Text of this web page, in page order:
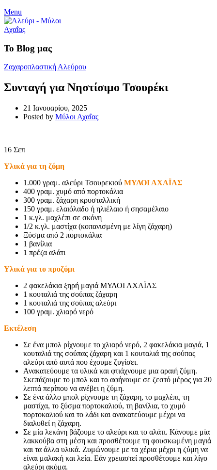
Menu
Το Blog μας
Ζαχαροπλαστική Αλεύρου
Συνταγή για Νηστίσιμο Τσουρέκι
21 Ιανουαρίου, 2025
Posted by Μύλοι Αχαΐας
16 Σεπ
Υλικά για τη ζύμη
1.000 γραμ. αλεύρι Τσουρεκιού ΜΥΛΟΙ ΑΧΑΪΑΣ
400 γραμ. χυμό από πορτοκάλια
300 γραμ. ζάχαρη κρυσταλλική
150 γραμ. ελαιόλαδο ή ηλιέλαιο ή σησαμέλαιο
1 κ.γλ. μαχλέπι σε σκόνη
1/2 κ.γλ. μαστίχα (κοπανισμένη με λίγη ζάχαρη)
Ξύσμα από 2 πορτοκάλια
1 βανίλια
1 πρέζα αλάτι
Υλικά για το προζύμι
2 φακελάκια ξηρή μαγιά ΜΥΛΟΙ ΑΧΑΪΑΣ
1 κουταλιά της σούπας ζάχαρη
1 κουταλιά της σούπας αλεύρι
100 γραμ. χλιαρό νερό
Εκτέλεση
Σε ένα μπολ ρίχνουμε το χλιαρό νερό, 2 φακελάκια μαγιά, 1
κουταλιά της σούπας ζάχαρη και 1 κουταλιά της σούπας
αλεύρι από αυτά που έχουμε ζυγίσει.
Ανακατεύουμε τα υλικά και φτιάχνουμε μια αραιή ζύμη.
Σκεπάζουμε το μπολ και το αφήνουμε σε ζεστό μέρος για 20
λεπτά περίπου να ανέβει η ζύμη.
Σε ένα άλλο μπολ ρίχνουμε τη ζάχαρη, το μαχλέπι, τη
μαστίχα, το ξύσμα πορτοκαλιού, τη βανίλια, το χυμό
πορτοκαλιού και το λάδι και ανακατεύουμε μέχρι να
διαλυθεί η ζάχαρη.
Σε μία λεκάνη βάζουμε το αλεύρι και το αλάτι. Κάνουμε μία
λακκούβα στη μέση και προσθέτουμε τη φουσκωμένη μαγιά
και τα άλλα υλικά. Ζυμώνουμε με τα χέρια μέχρι η ζύμη να
είναι μαλακή και λεία. Εάν χρειαστεί προσθέτουμε και λίγο
αλεύρι ακόμα.